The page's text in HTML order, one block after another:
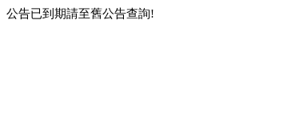
公告已到期請至舊公告查詢!